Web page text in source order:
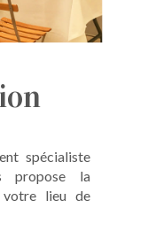
spécialiste
propose la
votre lieu de